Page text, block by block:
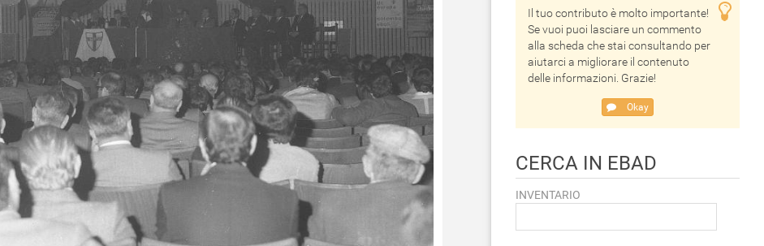
Il tuo contributo è molto importante!
Se vuoi puoi lasciare un commento
alla scheda che stai consultando per
aiutarci a migliorare il contenuto
delle informazioni. Grazie!
Okay
CERCA IN EBAD
INVENTARIO